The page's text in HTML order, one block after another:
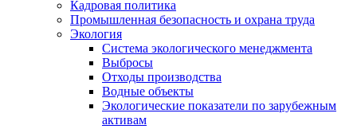
Кадровая политика
Промышленная безопасность и охрана труда
Экология
Система экологического менеджмента
Выбросы
Отходы производства
Водные объекты
Экологические показатели по зарубежным
активам